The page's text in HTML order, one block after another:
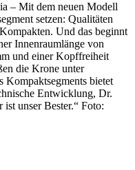
– Mit dem neuen Modell
setzen: Qualitäten
Und das beginnt
Innenraumlänge von
und einer Kopffreiheit
die Krone unter
Kompaktsegments bietet
Entwicklung, Dr.
unser Bester.“ Foto: